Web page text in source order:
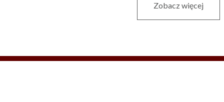
Zobacz więcej